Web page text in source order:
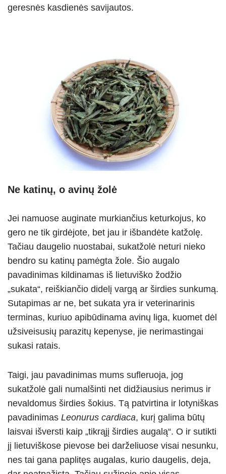
geresnės kasdienės savijautos.
Ne katinų, o avinų žolė
Jei namuose auginate murkiančius keturkojus, ko
gero ne tik girdėjote, bet jau ir išbandėte katžolę.
Tačiau daugelio nuostabai, sukatžolė neturi nieko
bendro su katinų pamėgta žole. Šio augalo
pavadinimas kildinamas iš lietuviško žodžio
„sukata“, reiškiančio didelį vargą ar širdies sunkumą.
Sutapimas ar ne, bet sukata yra ir veterinarinis
terminas, kuriuo apibūdinama avinų liga, kuomet dėl
užsiveisusių parazitų kepenyse, jie nerimastingai
sukasi ratais.
Taigi, jau pavadinimas mums sufleruoja, jog
sukatžolė gali numalšinti net didžiausius nerimus ir
nevaldomus širdies šokius. Tą patvirtina ir lotyniškas
pavadinimas Leonurus cardiaca, kurį galima būtų
laisvai išversti kaip „tikrąjį širdies augalą“. O ir sutikti
jį lietuviškose pievose bei darželiuose visai nesunku,
nes tai gana paplitęs augalas, kurio daugelis, deja,